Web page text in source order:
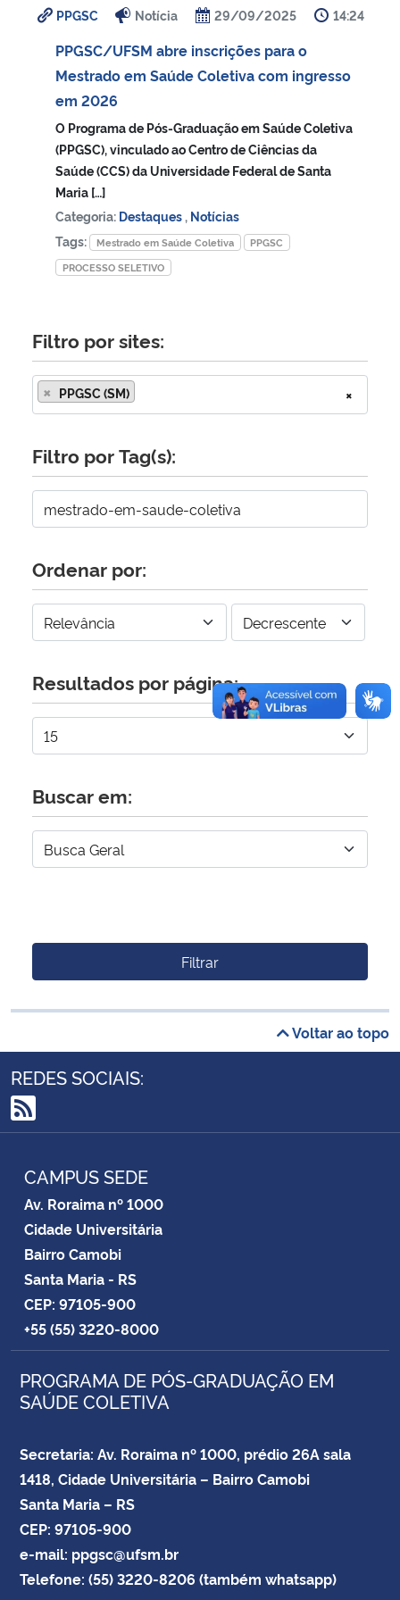
Ministério da Cidadania
Ministério de Minas e Energia
Ministério da Ciência, Tecnologia, Inovações e Comunicações
Ministério do Turismo
Controladoria-Geral da União
Ministério da Mulher, da Família e dos Direitos Humanos
Secretaria de Governo
Advocacia-Geral da União
Banco Central do Brasil
Planalto
PPGSC Notícia 29/09/2025 14:24
PPGSC/UFSM abre inscrições para o
Mestrado em Saúde Coletiva com ingresso
em 2026
O Programa de Pós-Graduação em Saúde Coletiva
(PPGSC), vinculado ao Centro de Ciências da
Saúde (CCS) da Universidade Federal de Santa
Maria […]
Categoria: Destaques Notícias
Tags:
Mestrado em Saúde Coletiva
PPGSC
PROCESSO SELETIVO
Filtro por sites:
×
× PPGSC (SM)
Filtro por Tag(s):
Ordenar por:
Resultados por página:
Buscar em:
Filtrar
Voltar ao topo
REDES SOCIAIS:
RSS
CAMPUS SEDE
Av. Roraima nº 1000
Cidade Universitária
Bairro Camobi
Santa Maria - RS
CEP: 97105-900
+55 (55) 3220-8000
PROGRAMA DE PÓS-GRADUAÇÃO EM
SAÚDE COLETIVA
Secretaria: Av. Roraima nº 1000, prédio 26A sala
1418, Cidade Universitária – Bairro Camobi
Santa Maria – RS
CEP: 97105-900
e-mail: ppgsc@ufsm.br
Telefone: (55) 3220-8206 (também whatsapp)